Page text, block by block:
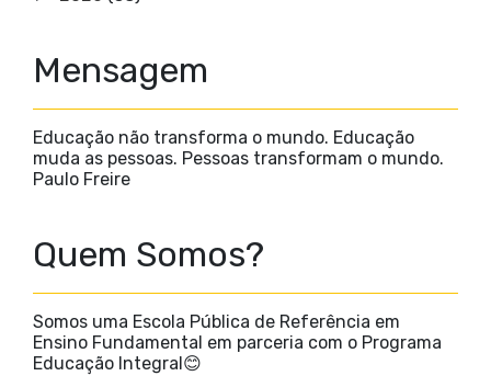
Mensagem
Educação não transforma o mundo. Educação
muda as pessoas. Pessoas transformam o mundo.
Paulo Freire
Quem Somos?
Somos uma Escola Pública de Referência em
Ensino Fundamental em parceria com o Programa
Educação Integral😊